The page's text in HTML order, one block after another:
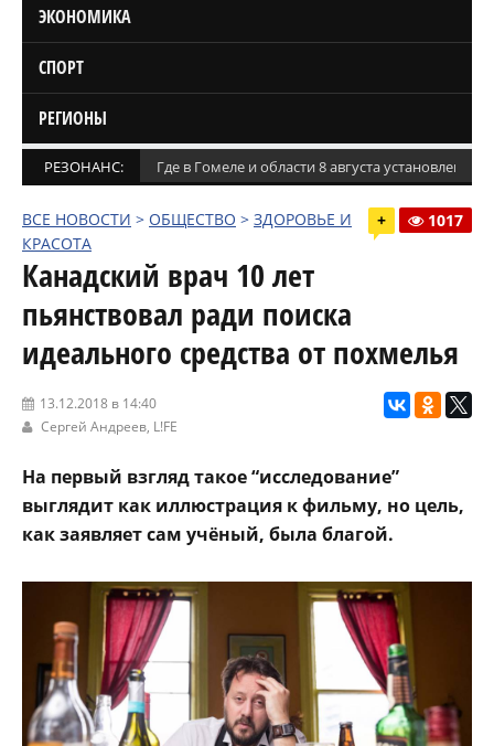
ЭКОНОМИКА
СПОРТ
РЕГИОНЫ
РЕЗОНАНС: Где в Гомеле и области 8 августа установлены
ВСЕ НОВОСТИ > ОБЩЕСТВО > ЗДОРОВЬЕ И
КРАСОТА
+ 1017
Канадский врач 10 лет
пьянствовал ради поиска
идеального средства от похмелья
13.12.2018 в 14:40
Сергей Андреев, L!FE
На первый взгляд такое “исследование”
выглядит как иллюстрация к фильму, но цель,
как заявляет сам учёный, была благой.